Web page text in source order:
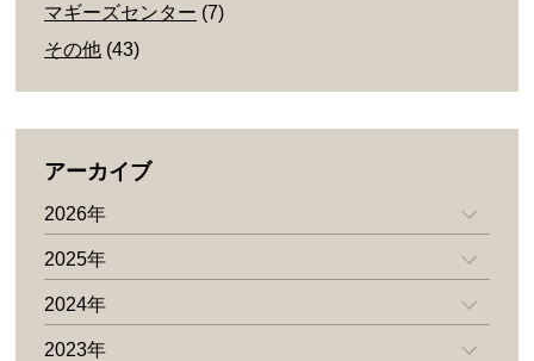
マギーズセンター (7)
その他 (43)
アーカイブ
2026年
2025年
2024年
2023年